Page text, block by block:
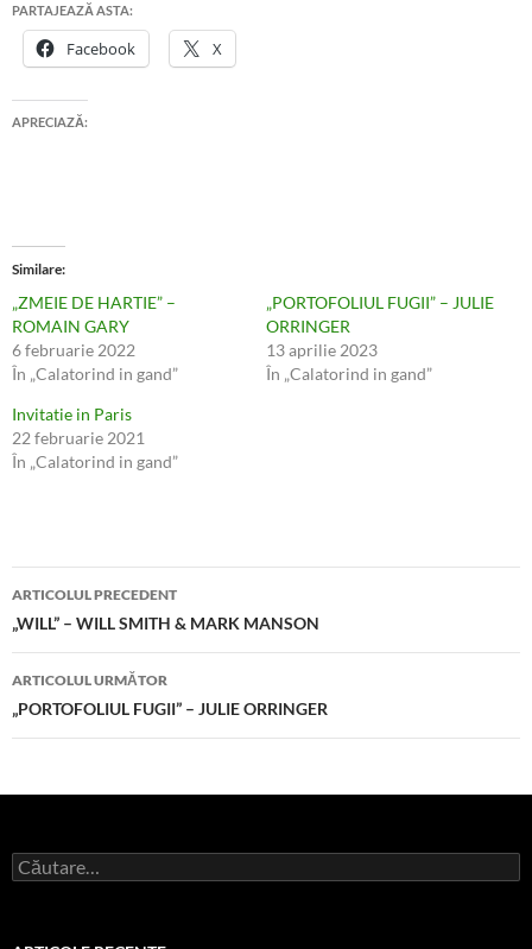
PARTAJEAZĂ ASTA:
Facebook X
APRECIAZĂ:
Similare
„ZMEIE DE HARTIE” –
ROMAIN GARY
6 februarie 2022
În „Calatorind in gand”
„PORTOFOLIUL FUGII” – JULIE
ORRINGER
13 aprilie 2023
În „Calatorind in gand”
Invitatie in Paris
22 februarie 2021
În „Calatorind in gand”
Navigare
în
articole
ARTICOLUL PRECEDENT
„WILL” – WILL SMITH & MARK MANSON
ARTICOLUL URMĂTOR
„PORTOFOLIUL FUGII” – JULIE ORRINGER
Caută
după: